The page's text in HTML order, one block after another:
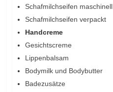
Merkzettel
Warenkorb
Schafmilchseifen maschinell
Schafmilchseifen verpackt
Handcreme
Gesichtscreme
Lippenbalsam
Bodymilk und Bodybutter
Badezusätze